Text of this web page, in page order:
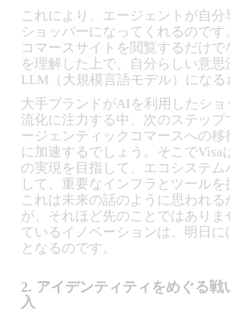
これにより、エージェントが自
ショッパーになってくれるのです
コマースサイトを閲覧するだけ
を理解した上で、自分らしい意思
LLM（大規模言語モデル）になる
大手ブランドがAIを利用したショ
流化に注力する中、次のステップ
ージェンティックコマースへの移
に加速するでしょう。そこでVisa
の実現を目指して、エコシステム
して、重要なインフラとツールを
これは未来の話のように思われる
が、それほど先のことではありま
ているイノベーションは、明日に
となるのです。
2. アイデンティティをめぐる
入